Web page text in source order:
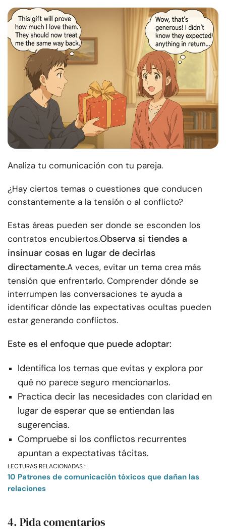
Analiza tu comunicación con tu pareja.
¿Hay ciertos temas o cuestiones que conducen
constantemente a la tensión o al conflicto?
Estas áreas pueden ser donde se esconden los
contratos encubiertos.Observa si tiendes a
insinuar cosas en lugar de decirlas
directamente.A veces, evitar un tema crea más
tensión que enfrentarlo. Comprender dónde se
interrumpen las conversaciones te ayuda a
identificar dónde las expectativas ocultas pueden
estar generando conflictos.
Este es el enfoque que puede adoptar:
Identifica los temas que evitas y explora por
qué no parece seguro mencionarlos.
Practica decir las necesidades con claridad en
lugar de esperar que se entiendan las
sugerencias.
Compruebe si los conflictos recurrentes
apuntan a expectativas tácitas.
LECTURAS RELACIONADAS :
10 Patrones de comunicación tóxicos que dañan las
relaciones
4. Pida comentarios